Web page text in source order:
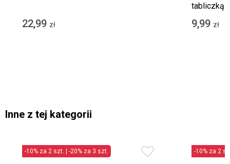
22,99 zł
tabliczką
9,99 zł
Inne z tej kategorii
-10% za 2 szt. | -20% za 3 szt. -10% za 2